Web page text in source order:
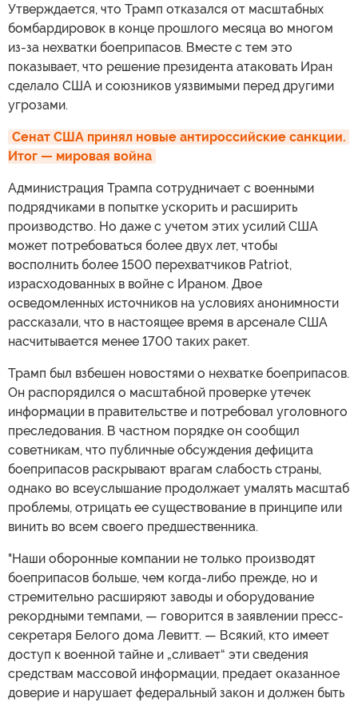
Утверждается, что Трамп отказался от масштабных
бомбардировок в конце прошлого месяца во многом
из-за нехватки боеприпасов. Вместе с тем это
показывает, что решение президента атаковать Иран
сделало США и союзников уязвимыми перед другими
угрозами.
Сенат США принял новые антироссийские санкции.
Итог — мировая война
Администрация Трампа сотрудничает с военными
подрядчиками в попытке ускорить и расширить
производство. Но даже с учетом этих усилий США
может потребоваться более двух лет, чтобы
восполнить более 1500 перехватчиков Patriot,
израсходованных в войне с Ираном. Двое
осведомленных источников на условиях анонимности
рассказали, что в настоящее время в арсенале США
насчитывается менее 1700 таких ракет.
Трамп был взбешен новостями о нехватке боеприпасов.
Он распорядился о масштабной проверке утечек
информации в правительстве и потребовал уголовного
преследования. В частном порядке он сообщил
советникам, что публичные обсуждения дефицита
боеприпасов раскрывают врагам слабость страны,
однако во всеуслышание продолжает умалять масштаб
проблемы, отрицать ее существование в принципе или
винить во всем своего предшественника.
"Наши оборонные компании не только производят
боеприпасов больше, чем когда-либо прежде, но и
стремительно расширяют заводы и оборудование
рекордными темпами, — говорится в заявлении пресс-
секретаря Белого дома Левитт. — Всякий, кто имеет
доступ к военной тайне и „сливает“ эти сведения
средствам массовой информации, предает оказанное
доверие и нарушает федеральный закон и должен быть